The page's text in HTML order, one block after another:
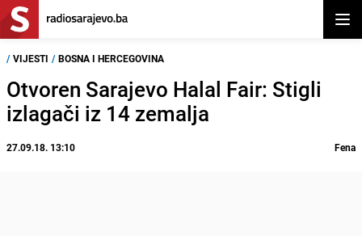
/ VIJESTI / BOSNA I HERCEGOVINA
Otvoren Sarajevo Halal Fair: Stigli
izlagači iz 14 zemalja
27.09.18. 13:10 Fena